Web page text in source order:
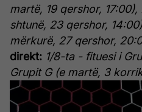
martë, 19 qershor,
shtunë, 23 qershor,
mërkurë, 27 qershor,
direkt: 1/8-ta - fituesi i
Grupit G (e martë, 3